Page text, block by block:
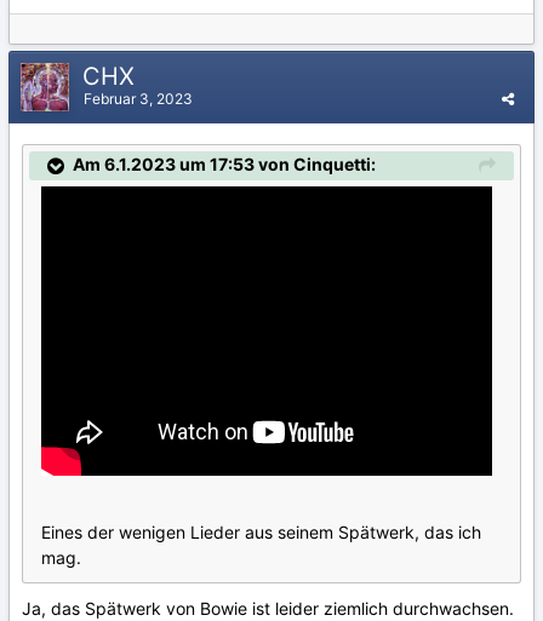
CHX
Februar 3, 2023
Am 6.1.2023 um 17:53 von Cinquetti:
Eines der wenigen Lieder aus seinem Spätwerk, das ich
mag.
Ja, das Spätwerk von Bowie ist leider ziemlich durchwachsen.